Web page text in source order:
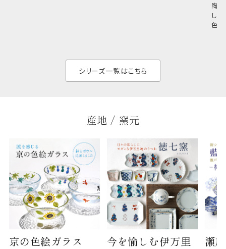
陶器
しい
色の
シリーズ一覧はこちら
産地 / 窯元
京の色絵ガラス
今を愉しむ伊万里
瀬